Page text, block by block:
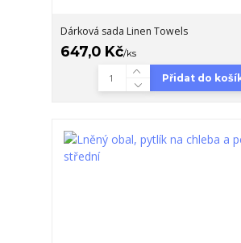
Dárková sada Linen Towels
647,0 Kč/ks
Přidat do